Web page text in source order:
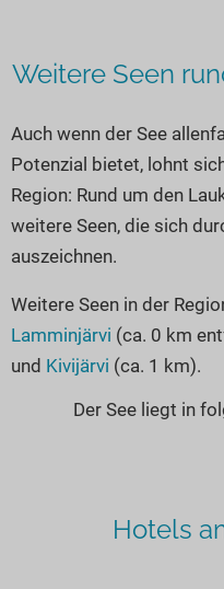
Norwegen
alle Länder…
Weitere Seen
Auch wenn der See
Potenzial bietet, lohnt
Region: Rund um den
weitere Seen, die sich
auszeichnen.
Weitere Seen in der
Lamminjärvi (ca. 0 km
und Kivijärvi (ca. 1 km).
Der See liegt in
Hotels